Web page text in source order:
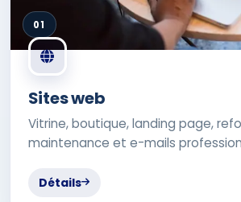
01
Sites web
Vitrine, boutique, landing page,
maintenance et e-mails
Détails